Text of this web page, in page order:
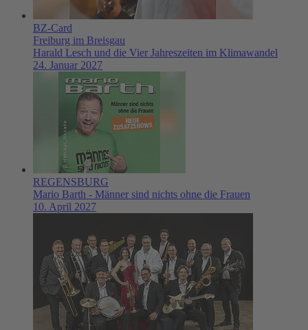
BZ-Card
Freiburg im Breisgau
Harald Lesch und die Vier Jahreszeiten im Klimawandel
24. Januar 2027
REGENSBURG
Mario Barth - Männer sind nichts ohne die Frauen
10. April 2027